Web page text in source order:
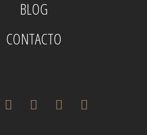
BLOG
CONTACTO
facebookpinterestinstagram
houzz